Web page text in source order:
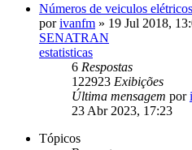
Números de veiculos
porivanfm » 19 Jul 2018,
SENATRAN
estatisticas
6 Respostas
122923 Exibições
Última mensagem por
23 Abr 2023, 17:23
Tópicos